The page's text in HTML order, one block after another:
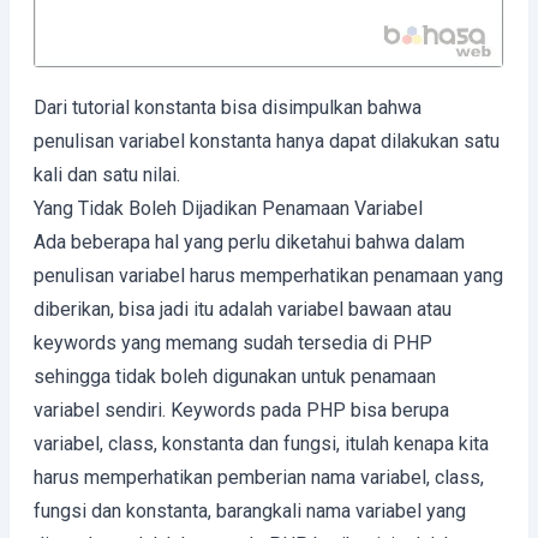
Dari tutorial konstanta bisa disimpulkan bahwa
penulisan variabel konstanta hanya dapat dilakukan satu
kali dan satu nilai.
Yang Tidak Boleh Dijadikan Penamaan Variabel
Ada beberapa hal yang perlu diketahui bahwa dalam
penulisan variabel harus memperhatikan penamaan yang
diberikan, bisa jadi itu adalah variabel bawaan atau
keywords yang memang sudah tersedia di PHP
sehingga tidak boleh digunakan untuk penamaan
variabel sendiri. Keywords pada PHP bisa berupa
variabel, class, konstanta dan fungsi, itulah kenapa kita
harus memperhatikan pemberian nama variabel, class,
fungsi dan konstanta, barangkali nama variabel yang